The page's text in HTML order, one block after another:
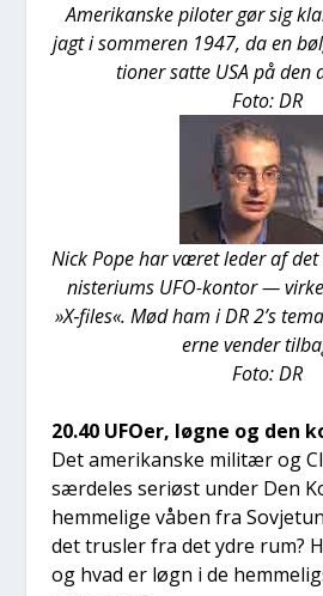
Ame­ri­kan­ske pilo­ter gør sig
jagt i som­me­ren 1947, da en
tio­ner sat­te USA på den
Foto: DR
Nick Pope har været leder af
ni­ste­ri­ums UFO-kon­tor —
»X‑files«. Mød ham i DR 2’s
er­ne ven­der
Foto: DR
20.40 UFO­er, løg­ne og den
Det ame­ri­kan­ske mili­tær og
sær­de­les seri­øst under Den
hem­me­li­ge våben fra
det trus­ler fra det ydre rum?
og hvad er løgn i de